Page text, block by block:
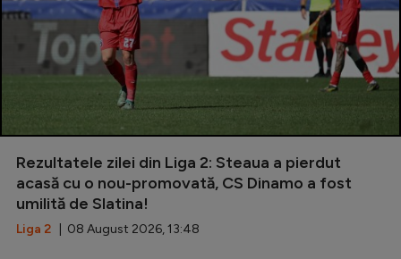
Rezultatele zilei din Liga 2: Steaua a pierdut
acasă cu o nou-promovată, CS Dinamo a fost
umilită de Slatina!
Liga 2 | 08 August 2026, 13:48